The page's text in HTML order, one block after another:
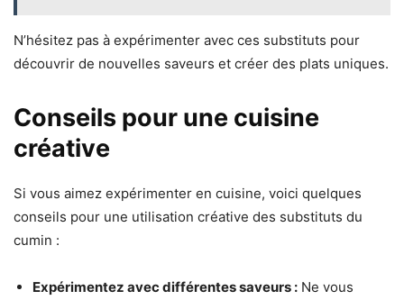
N’hésitez pas à expérimenter avec ces substituts pour
découvrir de nouvelles saveurs et créer des plats uniques.
Conseils pour une cuisine
créative
Si vous aimez expérimenter en cuisine, voici quelques
conseils pour une utilisation créative des substituts du
cumin :
Expérimentez avec différentes saveurs : Ne vous